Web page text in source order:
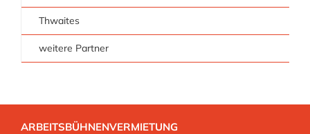
Thwaites
weitere Partner
ARBEITSBÜHNENVERMIETUNG